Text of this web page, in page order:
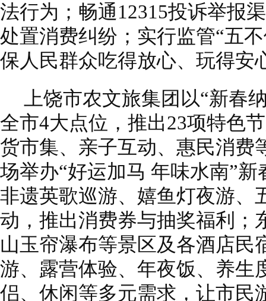
法行为；畅通12315投诉举报
处置消费纠纷；实行监管“五
保人民群众吃得放心、玩得安
上饶市农文旅集团以“新春
全市4大点位，推出23项特色
货市集、亲子互动、惠民消费
场举办“好运加马 年味水南”
非遗英歌巡游、嬉鱼灯夜游、
动，推出消费券与抽奖福利；
山玉帘瀑布等景区及各酒店民
游、露营体验、年夜饭、养生
侣、休闲等多元需求，让市民